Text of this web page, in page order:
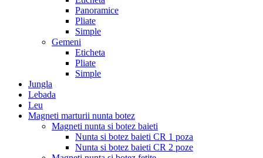
Panoramice
Pliate
Simple
Gemeni
Eticheta
Pliate
Simple
Jungla
Lebada
Leu
Magneti marturii nunta botez
Magneti nunta si botez baieti
Nunta si botez baieti CR 1 poza
Nunta si botez baieti CR 2 poze